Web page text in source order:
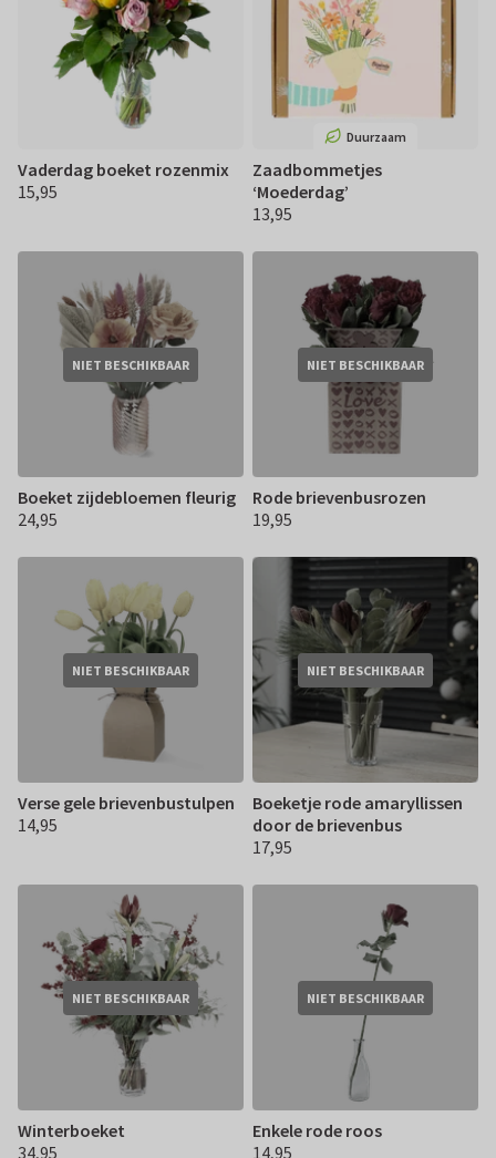
Vaderdag boeket rozenmix
€ 15,95
15,95
Duurzaam
Zaadbommetjes
‘Moederdag’
€ 13,95
13,95
NIET BESCHIKBAAR
Boeket zijdebloemen fleurig
€ 24,95
24,95
NIET BESCHIKBAAR
Rode brievenbusrozen
€ 19,95
19,95
NIET BESCHIKBAAR
Verse gele brievenbustulpen
€ 14,95
14,95
NIET BESCHIKBAAR
Boeketje rode amaryllissen
door de brievenbus
€ 17,95
17,95
NIET BESCHIKBAAR
Winterboeket
34,95
NIET BESCHIKBAAR
Enkele rode roos
14,95